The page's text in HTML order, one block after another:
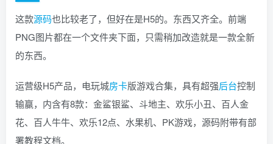
这款源码也比较老了，但好在是H5的。东西又齐全。前端
PNG图片都在一个文件夹下面，只需稍加改造就是一款全新
的东西。
运营级H5产品，电玩城房卡版游戏合集，具有超强后台控制
输赢，内含有8款：金鲨银鲨、斗地主、欢乐小丑、百人金
花、百人牛牛、欢乐12点、水果机、PK游戏，源码附带有部
署教程文档。